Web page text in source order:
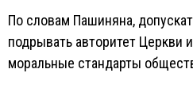
По словам Пашиняна,
подрывать авторитет Церкви
моральные стандарты